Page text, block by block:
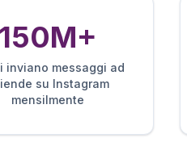
150M+
inviano messaggi ad
su Instagram
mensilmente